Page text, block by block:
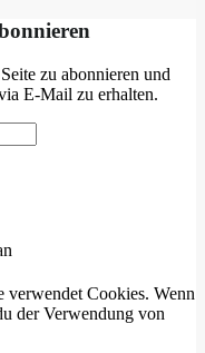
zu abonnieren und
E-Mail zu erhalten.
verwendet Cookies. Wenn
der Verwendung von